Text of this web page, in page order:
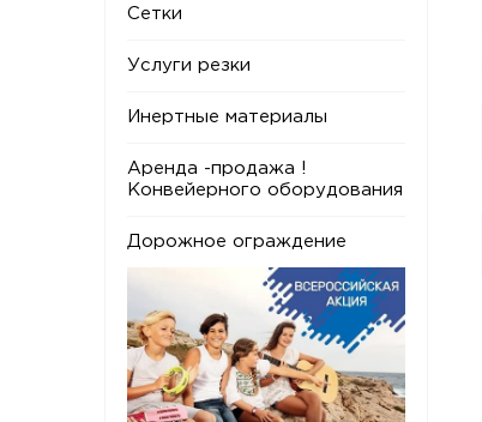
Сетки
Услуги резки
Инертные материалы
Аренда -продажа !
Конвейерного оборудования
Дорожное ограждение